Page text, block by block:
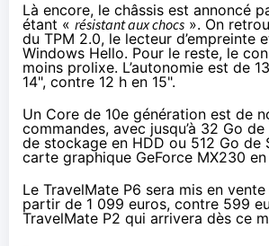
Là encore, le châssis est annoncé
étant « résistant aux chocs ». On
du TPM 2.0, le lecteur d’empreinte
Windows Hello. Pour le reste, le
moins prolixe. L’autonomie est de
14", contre 12 h en 15".
Un Core de 10e génération est de
commandes, avec jusqu’à 32 Go
de stockage en HDD ou 512 Go de
carte graphique GeForce MX230
Le TravelMate P6 sera mis en
partir de 1 099 euros, contre 599
TravelMate P2 qui arrivera dès ce